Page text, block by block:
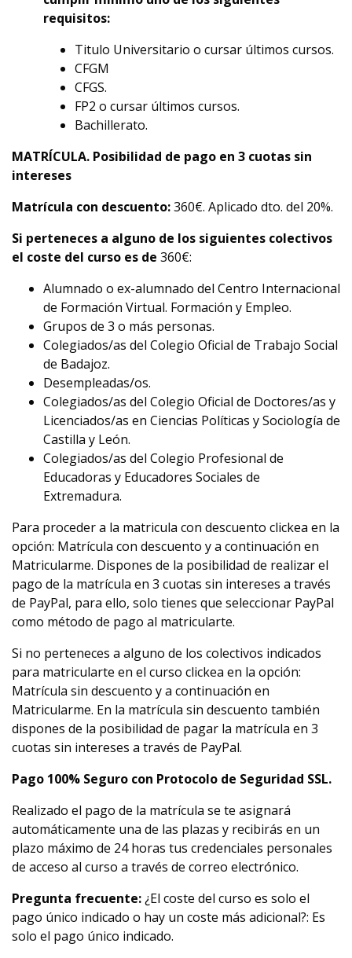
requisitos:
Titulo Universitario o cursar últimos cursos.
CFGM
CFGS.
FP2 o cursar últimos cursos.
Bachillerato.
MATRÍCULA. Posibilidad de pago en 3 cuotas sin
intereses
Matrícula con descuento:360€. Aplicado dto. del 20%.
Si perteneces a alguno de los siguientes colectivos
el coste del curso es de 360€:
Alumnado o ex-alumnado del Centro Internacional
de Formación Virtual. Formación y Empleo.
Grupos de 3 o más personas.
Colegiados/as del Colegio Oficial de Trabajo Social
de Badajoz.
Desempleadas/os.
Colegiados/as del Colegio Oficial de Doctores/as y
Licenciados/as en Ciencias Políticas y Sociología de
Castilla y León.
Colegiados/as del Colegio Profesional de
Educadoras y Educadores Sociales de
Extremadura.
Para proceder a la matricula con descuento clickea en la
opción: Matrícula con descuento y a continuación en
Matricularme. Dispones de la posibilidad de realizar el
pago de la matrícula en 3 cuotas sin intereses a través
de PayPal, para ello, solo tienes que seleccionar PayPal
como método de pago al matricularte.
Si no perteneces a alguno de los colectivos indicados
para matricularte en el curso clickea en la opción:
Matrícula sin descuento y a continuación en
Matricularme. En la matrícula sin descuento también
dispones de la posibilidad de pagar la matrícula en 3
cuotas sin intereses a través de PayPal.
Pago 100% Seguro con Protocolo de Seguridad SSL.
Realizado el pago de la matrícula se te asignará
automáticamente una de las plazas y recibirás en un
plazo máximo de 24 horas tus credenciales personales
de acceso al curso a través de correo electrónico.
Pregunta frecuente:¿El coste del curso es solo el
pago único indicado o hay un coste más adicional?: Es
solo el pago único indicado.